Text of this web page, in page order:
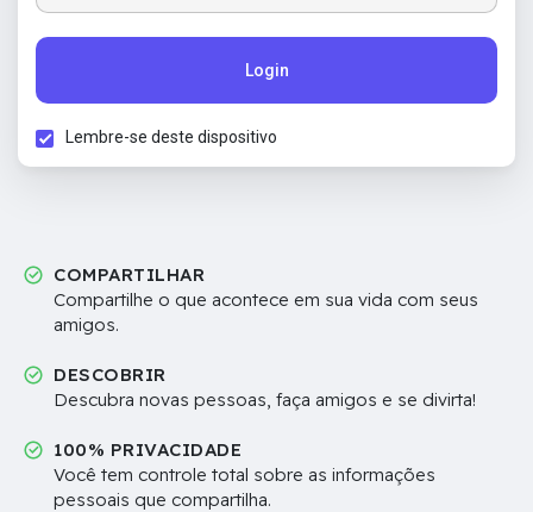
Login
Lembre-se deste dispositivo
COMPARTILHAR
Compartilhe o que acontece em sua vida com seus
amigos.
DESCOBRIR
Descubra novas pessoas, faça amigos e se divirta!
100% PRIVACIDADE
Você tem controle total sobre as informações
pessoais que compartilha.